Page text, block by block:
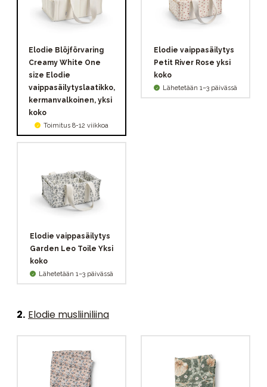
Elodie Blöjförvaring
Creamy White One
size Elodie
vaippasäilytyslaatikko,
kermanvalkoinen, yksi
koko
Toimitus 8-12 viikkoa
Elodie vaippasäilytys
Petit River Rose yksi
koko
Lähetetään 1–3 päivässä
Elodie vaippasäilytys
Garden Leo Toile Yksi
koko
Lähetetään 1–3 päivässä
2. Elodie musliiniliina